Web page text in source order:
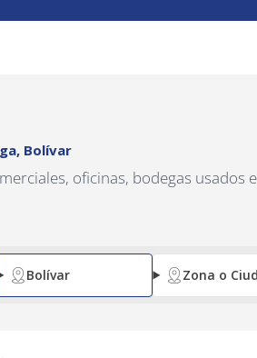
, Bolívar
oficinas, bodegas
Bolívar Zona o